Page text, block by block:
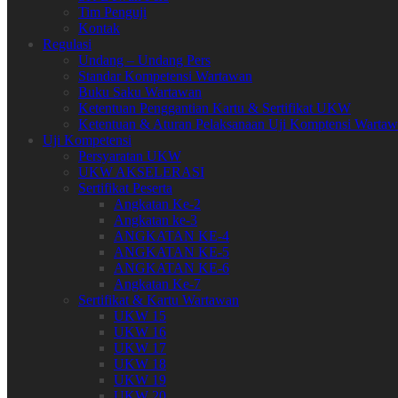
Tim Penguji
Kontak
Regulasi
Undang – Undang Pers
Standar Kompetensi Wartawan
Buku Saku Wartawan
Ketentuan Penggantian Kartu & Sertifikat UKW
Ketentuan & Aturan Pelaksanaan Uji Komptensi
Uji Kompetensi
Persyaratan UKW
UKW AKSELERASI
Sertifikat Peserta
Angkatan Ke-2
Angkatan ke-3
ANGKATAN KE-4
ANGKATAN KE-5
ANGKATAN KE-6
Angkatan Ke-7
Sertifikat & Kartu Wartawan
UKW 15
UKW 16
UKW 17
UKW 18
UKW 19